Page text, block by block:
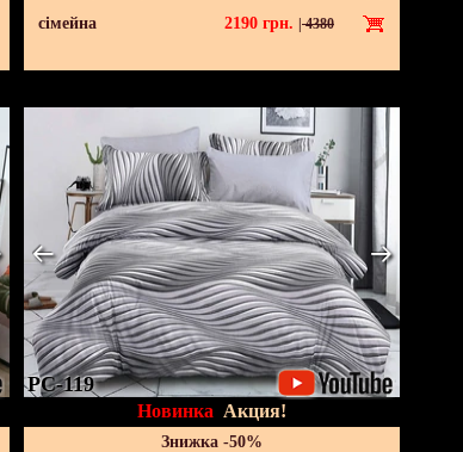
сімейна 2190 грн. 4380
PC-119
Новинка Акция!
Знижка -50%